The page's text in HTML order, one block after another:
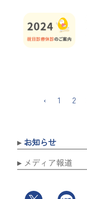
‹ 1 2
お知らせ
メディア報道